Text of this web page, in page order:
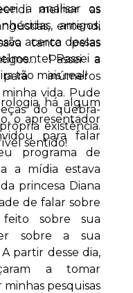
melhor as
entendi
tanto pelas
Passei a
inúmeros
vida. Pude
do quebra-
existência.
sentido!
a analisar os
amigos,
acerca dessas
Passei a
tão mais real!
há algum
o apresentador
para falar
programa de
a mídia estava
princesa Diana
de falar sobre
sobre sua
sobre a sua
partir desse dia,
a tomar
pesquisas